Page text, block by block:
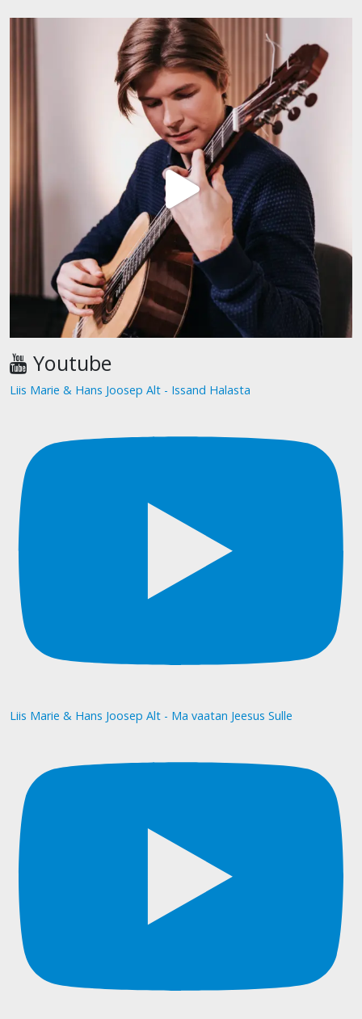
Youtube
Liis Marie & Hans Joosep Alt - Issand Halasta
Liis Marie & Hans Joosep Alt - Ma vaatan Jeesus Sulle